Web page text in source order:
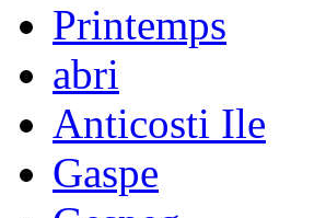
Printemps
abri
Anticosti Ile
Gaspe